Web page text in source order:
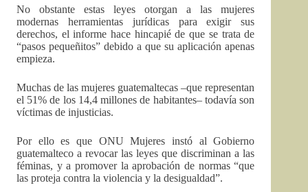
No obstante estas leyes otorgan a las mujeres
modernas herramientas jurídicas para exigir sus
derechos, el informe hace hincapié de que se trata de
“pasos pequeñitos” debido a que su aplicación apenas
empieza.
Muchas de las mujeres guatemaltecas –que representan
el 51% de los 14,4 millones de habitantes– todavía son
víctimas de injusticias.
Por ello es que ONU Mujeres instó al Gobierno
guatemalteco a revocar las leyes que discriminan a las
féminas, y a promover la aprobación de normas “que
las proteja contra la violencia y la desigualdad”.